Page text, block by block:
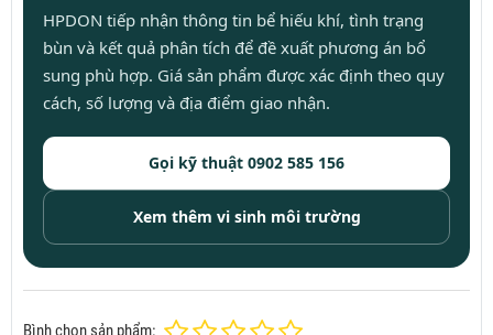
HPDON tiếp nhận thông tin bể hiếu khí, tình trạng
bùn và kết quả phân tích để đề xuất phương án bổ
sung phù hợp. Giá sản phẩm được xác định theo quy
cách, số lượng và địa điểm giao nhận.
Gọi kỹ thuật 0902 585 156
Xem thêm vi sinh môi trường
Bình chọn sản phẩm: